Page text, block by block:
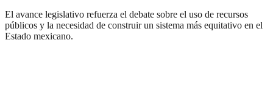
El avance legislativo refuerza el debate sobre el uso de recursos
públicos y la necesidad de construir un sistema más equitativo en el
Estado mexicano.